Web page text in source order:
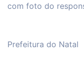
com foto do
Prefeitura do Natal